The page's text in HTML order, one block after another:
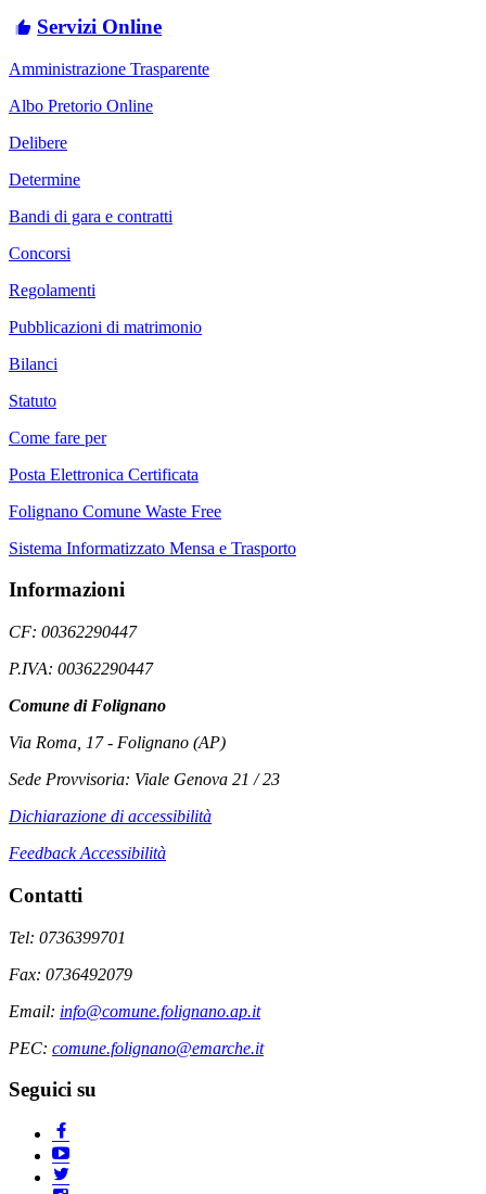
Servizi Online
Amministrazione Trasparente
Albo Pretorio Online
Delibere
Determine
Bandi di gara e contratti
Concorsi
Regolamenti
Pubblicazioni di matrimonio
Bilanci
Statuto
Come fare per
Posta Elettronica Certificata
Folignano Comune Waste Free
Sistema Informatizzato Mensa e Trasporto
Informazioni
CF: 00362290447
P.IVA: 00362290447
Comune di Folignano
Via Roma, 17 - Folignano (AP)
Sede Provvisoria: Viale Genova 21 / 23
Dichiarazione di accessibilità
Feedback Accessibilità
Contatti
Tel: 0736399701
Fax: 0736492079
Email: info@comune.folignano.ap.it
PEC: comune.folignano@emarche.it
Seguici su